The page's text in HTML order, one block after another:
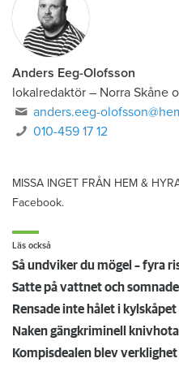
Anders Eeg-Olofsson
lokalredaktör – Norra Skåne
anders.eeg-
010-459 17 12
MISSA INGET FRÅN HEM &
Facebook.
Läs också